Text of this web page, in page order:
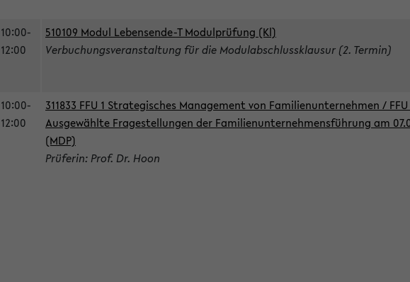
10:00-
12:00
510109 Modul Lebensende-T Modulprüfung (Kl)
Verbuchungsveranstaltung für die Modulabschlussklausur (2. Termin)
10:00-
12:00
311833 FFU 1 Strategisches Management von Familienunternehmen / FFU
Ausgewählte Fragestellungen der Familienunternehmensführung am
(MDP)
Prüferin: Prof. Dr. Hoon